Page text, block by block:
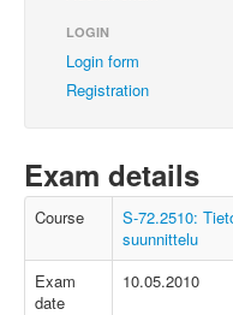
LOGIN
Login form
Registration
Exam details
Course
S-72.2510:
suunnittelu
Exam
date
10.05.2010